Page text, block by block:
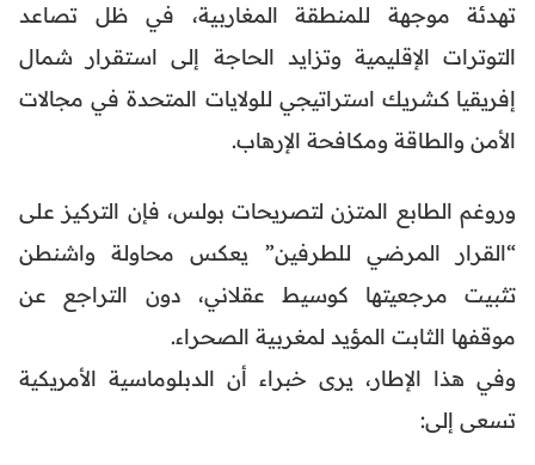
تهدئة موجهة للمنطقة المغاربية، في ظل تصاعد
التوترات الإقليمية وتزايد الحاجة إلى استقرار شمال
إفريقيا كشريك استراتيجي للولايات المتحدة في مجالات
الأمن والطاقة ومكافحة الإرهاب.
وروغم الطابع المتزن لتصريحات بولس، فإن التركيز على
“القرار المرضي للطرفين” يعكس محاولة واشنطن
تثبيت مرجعيتها كوسيط عقلاني، دون التراجع عن
موقفها الثابت المؤيد لمغربية الصحراء.
وفي هذا الإطار، يرى خبراء أن الدبلوماسية الأمريكية
تسعى إلى: